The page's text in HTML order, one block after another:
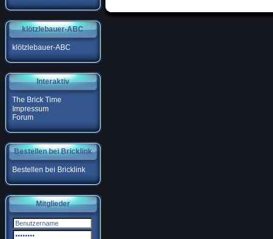
klötzlebauer-ABC
klötzlebauer-ABC
Interaktiv
The Brick Time
Impressum
Forum
Bestellen bei Bricklink
Bestellen bei Bricklink
Mitglieder